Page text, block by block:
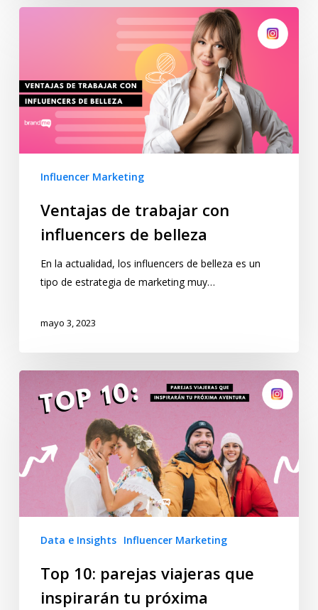
Influencer Marketing
Ventajas de trabajar con
influencers de belleza
En la actualidad, los influencers de belleza es un
tipo de estrategia de marketing muy…
mayo 3, 2023
Data e Insights Influencer Marketing
Top 10: parejas viajeras que
inspirarán tu próxima